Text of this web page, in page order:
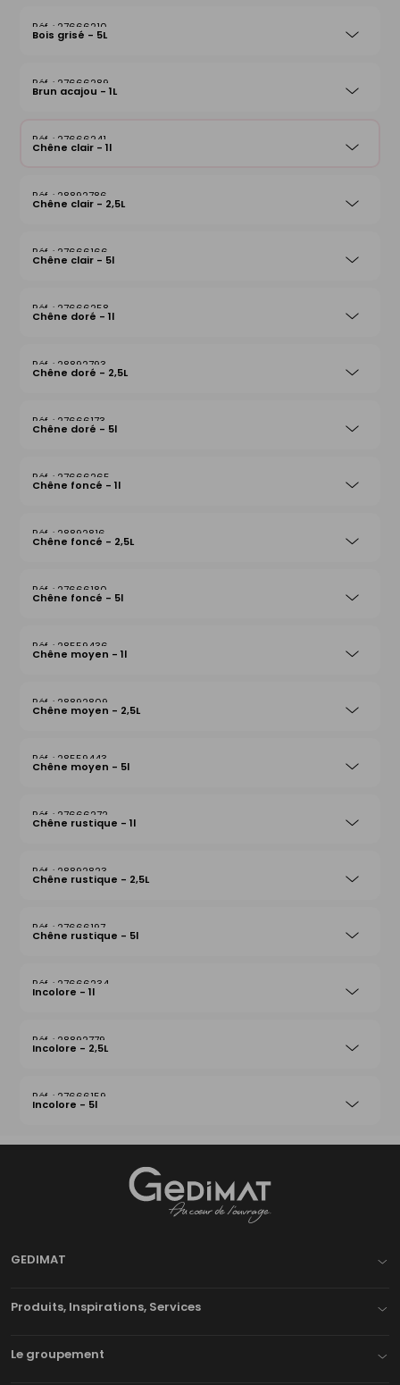
27666210
Bois grisé - 5L
27666289
Brun acajou - 1L
27666241
Chêne clair - 1l
28892786
Chêne clair - 2,5L
27666166
Chêne clair - 5l
27666258
Chêne doré - 1l
28892793
Chêne doré - 2,5L
27666173
Chêne doré - 5l
27666265
Chêne foncé - 1l
28892816
Chêne foncé - 2,5L
27666180
Chêne foncé - 5l
28559436
Chêne moyen - 1l
28892809
Chêne moyen - 2,5L
28559443
Chêne moyen - 5l
27666272
Chêne rustique - 1l
28892823
Chêne rustique - 2,5L
27666197
Chêne rustique - 5l
27666234
Incolore - 1l
28892779
Incolore - 2,5L
27666159
Incolore - 5l
GEDIMAT
Produits, Inspirations, Services
Le groupement